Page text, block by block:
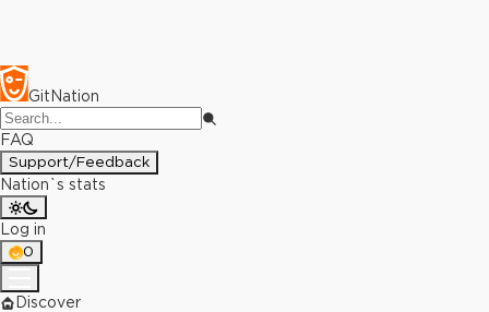
GitNation
FAQ
Support/Feedback
Nation`s stats
Log in
0
Discover